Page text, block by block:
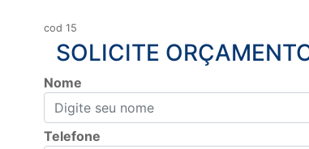
cod 15
SOLICITE
Nome
Telefone